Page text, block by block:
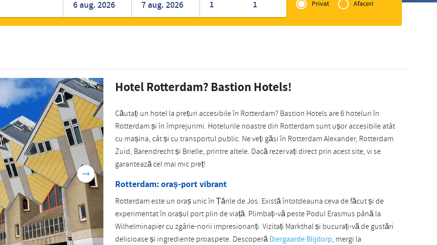
Românesc
1 1
of
Privat Afaceri
Hotel Rotterdam? Bastion Hotels!
Căutați un hotel la prețuri accesibile în Rotterdam? Bastion Hotels are 6 hoteluri în
Rotterdam și în împrejurimi. Hotelurile noastre din Rotterdam sunt ușor accesibile atât
cu mașina, cât și cu transportul public. Ne veți găsi în Rotterdam Alexander, Rotterdam
Zuid, Barendrecht și Brielle, printre altele. Dacă rezervați direct prin acest site, vi se
garantează cel mai mic preț!
Rotterdam: oraș-port vibrant
Rotterdam este un oraș unic în Țările de Jos. Există întotdeauna ceva de făcut și de
experimentat în orașul port plin de viață. Plimbați-vă peste Podul Erasmus până la
Wilhelminapier cu zgârie-norii impresionanți. Vizitați Markthal și bucurați-vă de gustări
delicioase și ingrediente proaspete. DescoperăDiergaarde Blijdorp, mergi la